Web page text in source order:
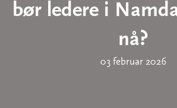
bør ledere i
nå?
03 februar 2026